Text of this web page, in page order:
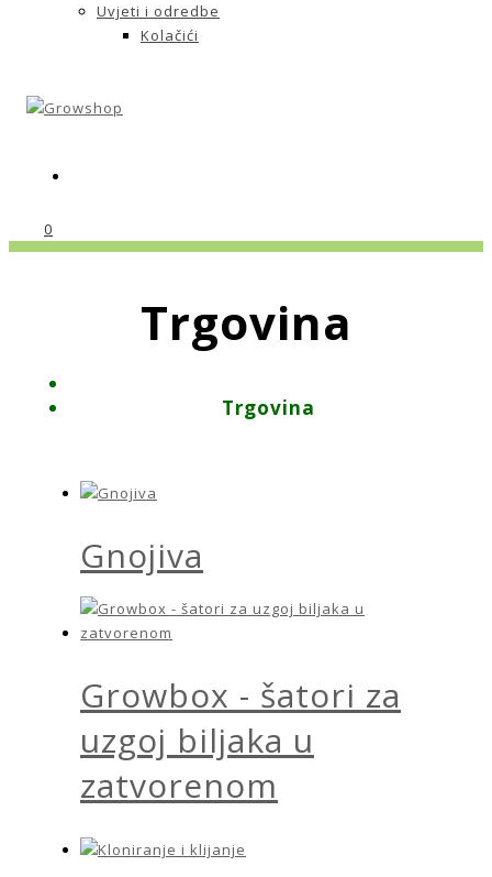
Uvjeti i odredbe
Kolačići
0
Trgovina
Trgovina
Gnojiva
Growbox - šatori za
uzgoj biljaka u
zatvorenom